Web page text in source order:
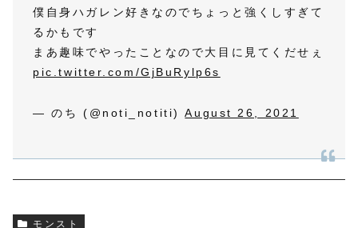
僕自身ハガレン好きなのでちょっと強くしすぎて
るかもです
まあ趣味でやったことなので大目に見てくだせぇ
pic.twitter.com/GjBuRylp6s
— のち (@noti_notiti)August 26, 2021
モンスト